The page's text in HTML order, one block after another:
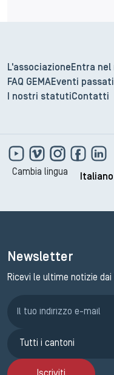
L'associazione Entra
FAQ GEMAEventi passati
I nostri statutiContatti
Cambia lingua
Newsletter
Ricevi le ultime notizie